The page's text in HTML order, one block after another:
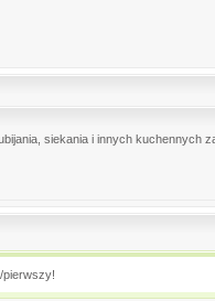
siekania i innych
pierwszy!